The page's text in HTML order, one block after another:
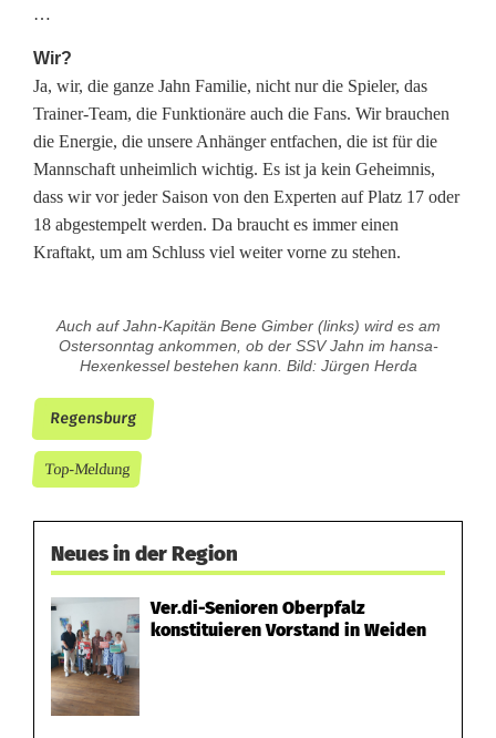
…
Wir?
Ja, wir, die ganze Jahn Familie, nicht nur die Spieler, das
Trainer-Team, die Funktionäre auch die Fans. Wir brauchen
die Energie, die unsere Anhänger entfachen, die ist für die
Mannschaft unheimlich wichtig. Es ist ja kein Geheimnis,
dass wir vor jeder Saison von den Experten auf Platz 17 oder
18 abgestempelt werden. Da braucht es immer einen
Kraftakt, um am Schluss viel weiter vorne zu stehen.
Auch auf Jahn-Kapitän Bene Gimber (links) wird es am
Ostersonntag ankommen, ob der SSV Jahn im hansa-
Hexenkessel bestehen kann. Bild: Jürgen Herda
Regensburg
Top-Meldung
Neues in der Region
Ver.di-Senioren Oberpfalz
konstituieren Vorstand in Weiden